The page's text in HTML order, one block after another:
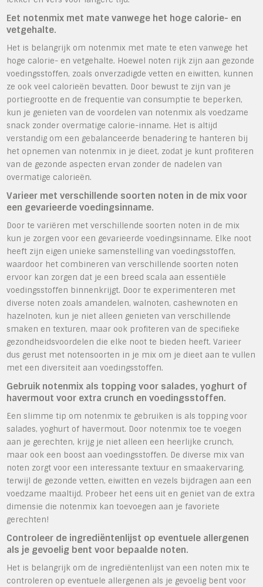
Eet notenmix met mate vanwege het hoge calorie- en
vetgehalte.
Het is belangrijk om notenmix met mate te eten vanwege het
hoge calorie- en vetgehalte. Hoewel noten rijk zijn aan gezonde
voedingsstoffen, zoals onverzadigde vetten en eiwitten, kunnen
ze ook veel calorieën bevatten. Door bewust te zijn van je
portiegrootte en de frequentie van consumptie te beperken,
kun je genieten van de voordelen van notenmix als voedzame
snack zonder overmatige calorie-inname. Het is altijd
verstandig om een gebalanceerde benadering te hanteren bij
het opnemen van notenmix in je dieet, zodat je kunt profiteren
van de gezonde aspecten ervan zonder de nadelen van
overmatige calorieën.
Varieer met verschillende soorten noten in de mix voor
een gevarieerde voedingsinname.
Door te variëren met verschillende soorten noten in de mix
kun je zorgen voor een gevarieerde voedingsinname. Elke noot
heeft zijn eigen unieke samenstelling van voedingsstoffen,
waardoor het combineren van verschillende soorten noten
ervoor kan zorgen dat je een breed scala aan essentiële
voedingsstoffen binnenkrijgt. Door te experimenteren met
diverse noten zoals amandelen, walnoten, cashewnoten en
hazelnoten, kun je niet alleen genieten van verschillende
smaken en texturen, maar ook profiteren van de specifieke
gezondheidsvoordelen die elke noot te bieden heeft. Varieer
dus gerust met notensoorten in je mix om je dieet aan te vullen
met een diversiteit aan voedingsstoffen.
Gebruik notenmix als topping voor salades, yoghurt of
havermout voor extra crunch en voedingsstoffen.
Een slimme tip om notenmix te gebruiken is als topping voor
salades, yoghurt of havermout. Door notenmix toe te voegen
aan je gerechten, krijg je niet alleen een heerlijke crunch,
maar ook een boost aan voedingsstoffen. De diverse mix van
noten zorgt voor een interessante textuur en smaakervaring,
terwijl de gezonde vetten, eiwitten en vezels bijdragen aan een
voedzame maaltijd. Probeer het eens uit en geniet van de extra
dimensie die notenmix kan toevoegen aan je favoriete
gerechten!
Controleer de ingrediëntenlijst op eventuele allergenen
als je gevoelig bent voor bepaalde noten.
Het is belangrijk om de ingrediëntenlijst van een noten mix te
controleren op eventuele allergenen als je gevoelig bent voor